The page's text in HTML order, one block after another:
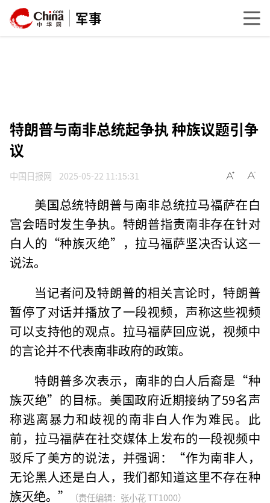
军事
特朗普与南非总统起争执 种族议题引争
议
中国日报网 2025-05-22 11:15:31
美国总统特朗普与南非总统拉马福萨在白
宫会晤时发生争执。特朗普指责南非存在针对
白人的“种族灭绝”，拉马福萨坚决否认这一
说法。
当记者问及特朗普的相关言论时，特朗普
暂停了对话并播放了一段视频，声称这些视频
可以支持他的观点。拉马福萨回应说，视频中
的言论并不代表南非政府的政策。
特朗普多次表示，南非的白人后裔是“种
族灭绝”的目标。美国政府近期接纳了59名声
称逃离暴力和歧视的南非白人作为难民。此
前，拉马福萨在社交媒体上发布的一段视频中
驳斥了美方的说法，并强调：“作为南非人，
无论黑人还是白人，我们都知道这里不存在种
族灭绝。”
（责任编辑：张小花 TT1000）